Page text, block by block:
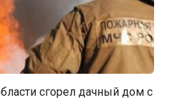
сгорел дачный дом с